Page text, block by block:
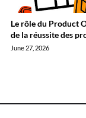
Le rôle du Product
de la réussite des
June 27, 2026